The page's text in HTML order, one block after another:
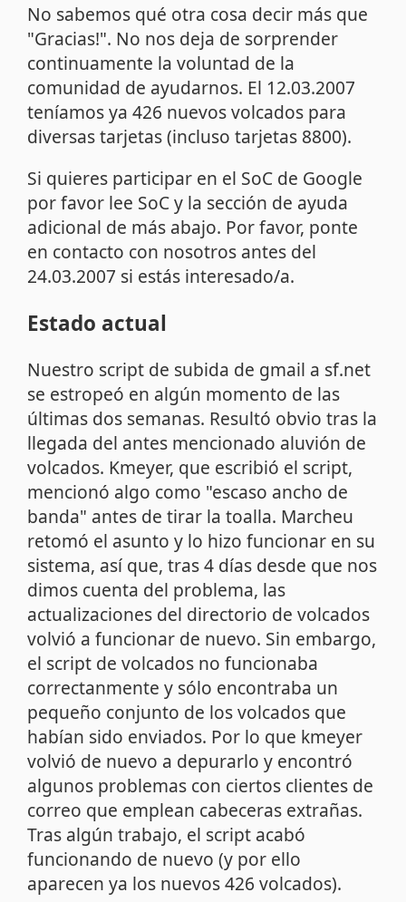
No sabemos qué otra cosa decir más que
"Gracias!". No nos deja de sorprender
continuamente la voluntad de la
comunidad de ayudarnos. El 12.03.2007
teníamos ya 426 nuevos volcados para
diversas tarjetas (incluso tarjetas 8800).
Si quieres participar en el SoC de Google
por favor lee SoCy la sección de ayuda
adicional de más abajo. Por favor, ponte
en contacto con nosotros antes del
24.03.2007 si estás interesado/a.
Estado actual
Nuestro script de subida de gmail a sf.net
se estropeó en algún momento de las
últimas dos semanas. Resultó obvio tras la
llegada del antes mencionado aluvión de
volcados. Kmeyer, que escribió el script,
mencionó algo como "escaso ancho de
banda" antes de tirar la toalla. Marcheu
retomó el asunto y lo hizo funcionar en su
sistema, así que, tras 4 días desde que nos
dimos cuenta del problema, las
actualizaciones del directorio de volcados
volvió a funcionar de nuevo. Sin embargo,
el script de volcados no funcionaba
correctanmente y sólo encontraba un
pequeño conjunto de los volcados que
habían sido enviados. Por lo que kmeyer
volvió de nuevo a depurarlo y encontró
algunos problemas con ciertos clientes de
correo que emplean cabeceras extrañas.
Tras algún trabajo, el script acabó
funcionando de nuevo (y por ello
aparecen ya los nuevos 426 volcados).